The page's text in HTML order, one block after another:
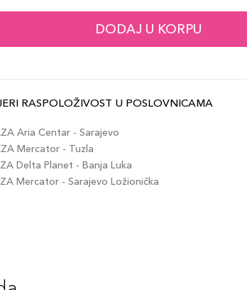
1.2gr / 60
1.2gr / 62
Šifra artikla 3614274212082
1.2gr / 21
Šifra artikla 3614274195453
DODAJ U KORPU
RASPOLOŽIVOST U POSLOVNICAMA
Aria Centar - Sarajevo
Mercator - Tuzla
Delta Planet - Banja Luka
Mercator - Sarajevo Ložionička